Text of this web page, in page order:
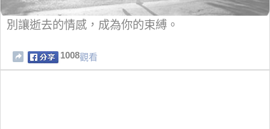
別讓逝去的情感，成為你的束縛。
1008觀看